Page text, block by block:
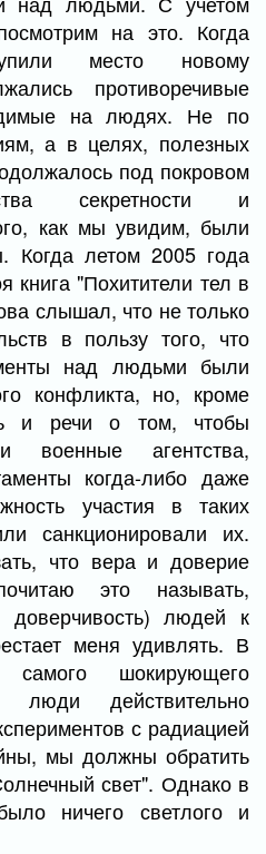
на это. Когда
место новому
противоречивые
на людях. Не по
а в целях, полезных
под покровом
секретности и
как мы увидим, были
Когда летом 2005 года
книга "Похитители тел в
слышал, что не только
в пользу того, что
над людьми были
конфликта, но, кроме
и речи о том, чтобы
военные агентства,
когда-либо даже
участия в таких
санкционировали их.
что вера и доверие
это называть,
доверчивость) людей к
меня удивлять. В
самого шокирующего
действительно
с радиацией
мы должны обратить
свет". Однако в
ничего светлого и